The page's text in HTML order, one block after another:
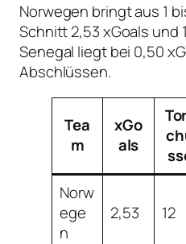
Norwegen bringt aus 1
Schnitt 2,53 xGoals und
Senegal liegt bei 0,50
Abschlüssen.
Tea
m
xGo
als
Norw
ege
n
2,53 12